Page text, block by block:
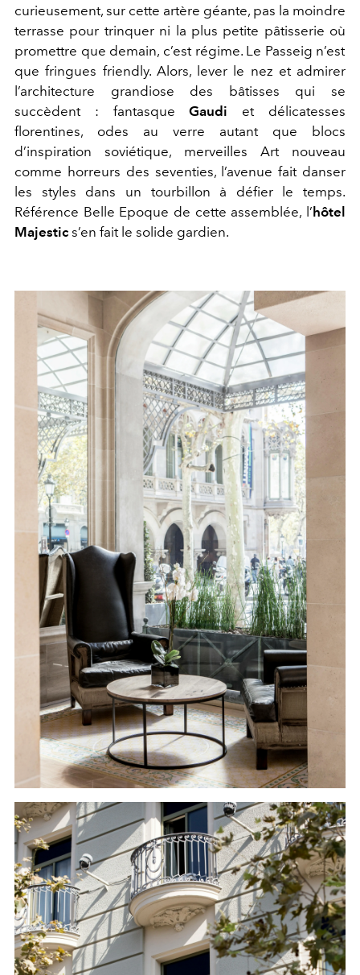
curieusement, sur cette artère géante, pas la moindre
terrasse pour trinquer ni la plus petite pâtisserie où
promettre que demain, c’est régime. Le Passeig n’est
que fringues friendly. Alors, lever le nez et admirer
l’architecture grandiose des bâtisses qui se
succèdent : fantasqueGaudi
et délicatesses
florentines, odes au verre autant que blocs
d’inspiration soviétique, merveilles Art nouveau
comme horreurs des seventies, l’avenue fait danser
les styles dans un tourbillon à défierle temps.
Référence Belle Epoque de cette assemblée, l’hôtel
Majestic s’en fait le solide gardien.